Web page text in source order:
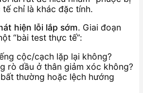
chỉ là khác đặc tính.
hiện lỗi lắp sớm. Giai đoạn
“bài test thực tế”:
cộc/cạch lặp lại không?
rò dầu ở thân giảm xóc không?
thường hoặc lệch hướng